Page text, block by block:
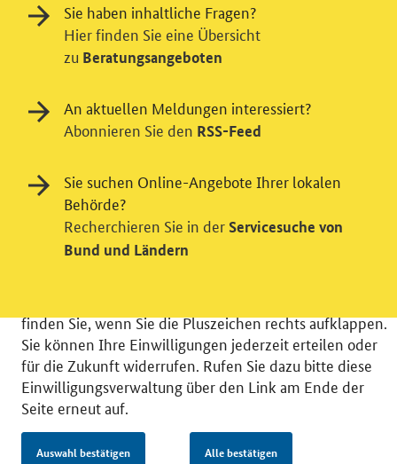
© 2026 Bundesministerium für Wirtschaft und Energie
RSS
Benutzerhinweise
Inhaltsverzeichnis
Impressum
Barrierefreiheit
Datenschutz
Einwilligung in Tracking und / oder
Videodienst
Wir bitten Sie an dieser Stelle um Ihre Einwilligung für
verschiedene Zusatzdienste unserer Webseite: Wir
möchten die Nutzeraktivität mit Hilfe
datenschutzfreundlicher Statistiken verstehen, um
unsere Öffentlichkeitsarbeit zu verbessern. Zusätzlich
finden Sie, wenn Sie die Pluszeichen rechts aufklappen.
Sie können Ihre Einwilligungen jederzeit erteilen oder
für die Zukunft widerrufen. Rufen Sie dazu bitte diese
Einwilligungsverwaltung über den Link am Ende der
Seite erneut auf.
Auswahl bestätigen Alle bestätigen
Sie haben inhaltliche Fragen?
Hier finden Sie eine Übersicht
zu Beratungsangeboten
An aktuellen Meldungen interessiert?
Abonnieren Sie den RSS-Feed
Sie suchen Online-Angebote Ihrer lokalen
Behörde?
Recherchieren Sie in der Servicesuche von
Bund und Ländern